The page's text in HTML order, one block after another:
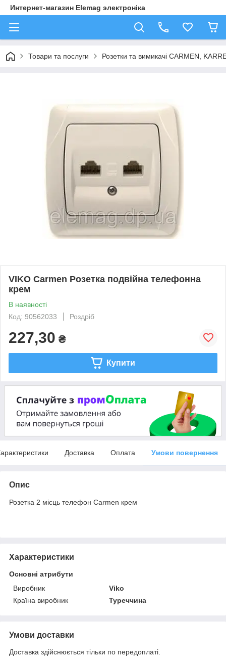
Интернет-магазин Elemag электроніка
Товари та послуги Розетки та вимикачі CARMEN,
VIKO Carmen Розетка подвійна телефонна
крем
В наявності
Код: 90562033
Роздріб
227,30 ₴
Купити
Доставка Оплата Умови повернення
Опис
Розетка 2 місць телефон Carmen крем
Характеристики
Основні атрибути
Виробник
Viko
Країна виробник
Туреччина
Умови доставки
Доставка здійснюється тільки по передоплаті.